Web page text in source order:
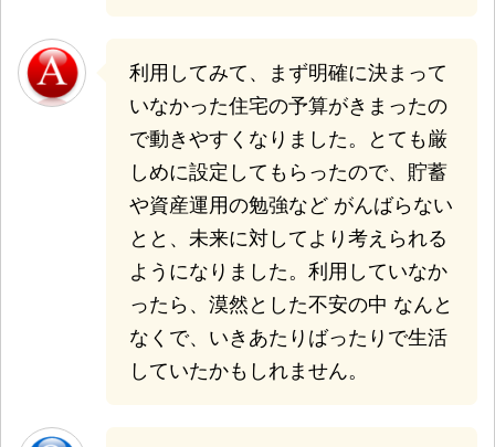
利用してみて、まず明確に決まって
いなかった住宅の予算がきまったの
で動きやすくなりました。とても厳
しめに設定してもらったので、貯蓄
や資産運用の勉強など がんばらない
とと、未来に対してより考えられる
ようになりました。利用していなか
ったら、漠然とした不安の中 なんと
なくで、いきあたりばったりで生活
していたかもしれません。